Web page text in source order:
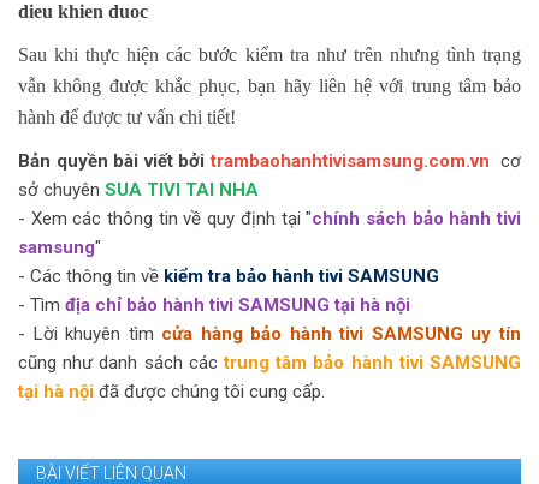
dieu khien duoc
Sau khi thực hiện các bước kiểm tra như trên nhưng tình trạng
vẫn không được khắc phục, bạn hãy liên hệ với trung tâm bảo
hành để được tư vấn chi tiết!
Bản quyền bài viết bởitrambaohanhtivisamsung.com.vn cơ
sở chuyên SUA TIVI TAI NHA
- Xem các thông tin về quy định tại "chính sách bảo hành tivi
samsung"
- Các thông tin về kiểm tra bảo hành tivi SAMSUNG
- Tìm địa chỉ bảo hành tivi SAMSUNG tại hà nội
- Lời khuyên tìm cửa hàng bảo hành tivi SAMSUNG uy tín
cũng như danh sách cáctrung tâm bảo hành tivi SAMSUNG
tại hà nội đã được chúng tôi cung cấp.
BÀI VIẾT LIÊN QUAN